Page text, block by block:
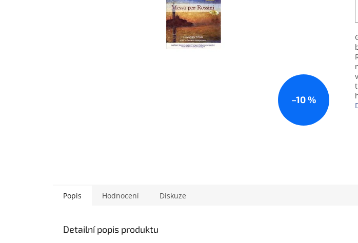
–10 %
Popis Hodnocení Diskuze
Detailní popis produktu